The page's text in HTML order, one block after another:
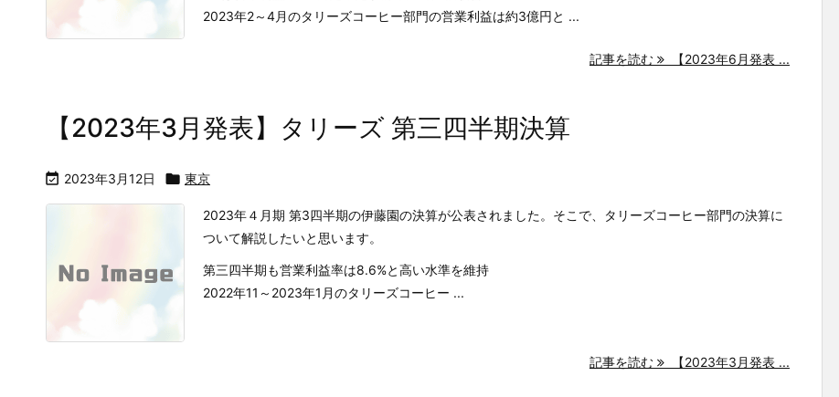
2023年2～4月のタリーズコーヒー部門の営業利益は約3億円と ...
記事を読む 【2023年6月発表 ...
【2023年3月発表】タリーズ 第三四半期決算
 2023年3月12日  東京
2023年４月期 第3四半期の伊藤園の決算が公表されました。そこで、タリーズコーヒー部門の決算に
ついて解説したいと思います。
第三四半期も営業利益率は8.6%と高い水準を維持
2022年11～2023年1月のタリーズコーヒー ...
記事を読む 【2023年3月発表 ...